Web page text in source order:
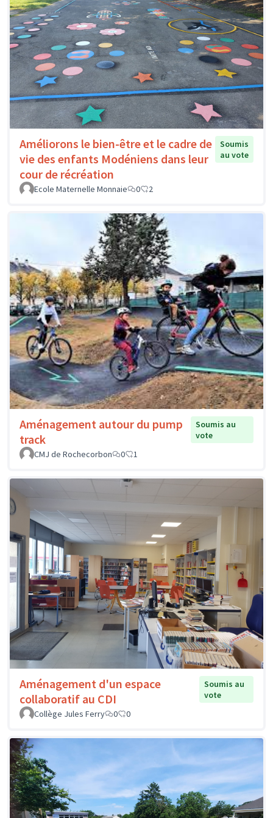
Améliorons le bien-être et le cadre de
vie des enfants Modéniens dans leur
cour de récréation
Soumis
au vote
Ecole Maternelle Monnaie 0 2
Aménagement autour du pump
track
Soumis au
vote
CMJ de Rochecorbon
0 1
Aménagement d'un espace
collaboratif au CDI
Soumis au
vote
Collège Jules Ferry
0 0